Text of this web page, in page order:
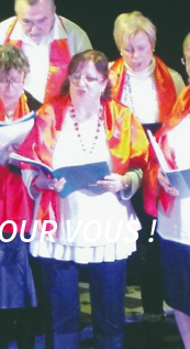
VOUS !